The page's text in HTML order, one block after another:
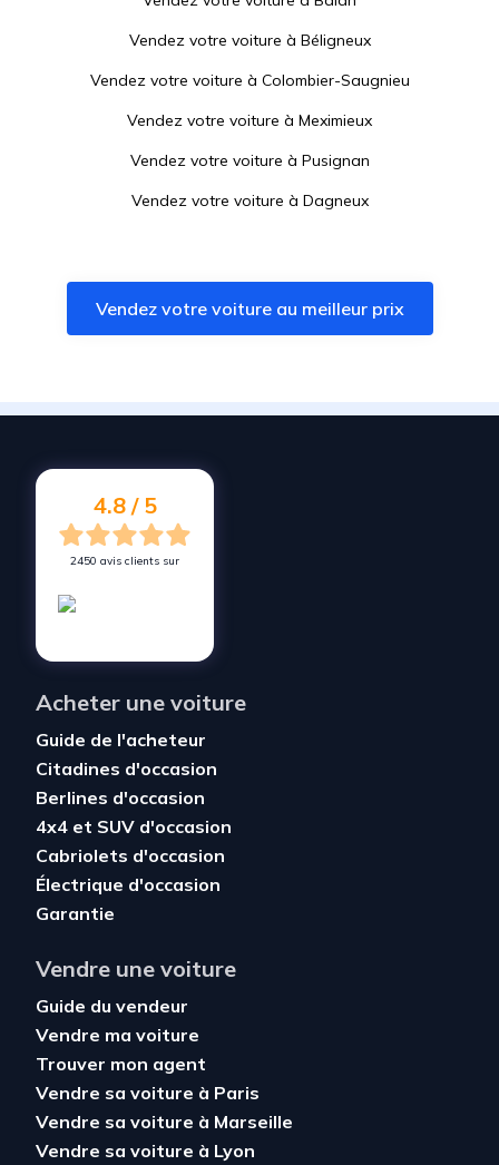
Vendez votre voiture à Béligneux
Vendez votre voiture à Colombier-Saugnieu
Vendez votre voiture à Meximieux
Vendez votre voiture à Pusignan
Vendez votre voiture à Dagneux
Vendez votre voiture àLagnieu
Vendez votre voiture àSatolas-et-Bonce
Vendez votre voiture à
Vendez votre voiture au meilleur prix
4.8 / 5
2450 avis clients sur
Acheter une voiture
Guide de l'acheteur
Citadines d'occasion
Berlines d'occasion
4x4 et SUV d'occasion
Cabriolets d'occasion
Électrique d'occasion
Garantie
Vendre une voiture
Guide du vendeur
Vendre ma voiture
Trouver mon agent
Vendre sa voiture à Paris
Vendre sa voiture à Marseille
Vendre sa voiture à Lyon